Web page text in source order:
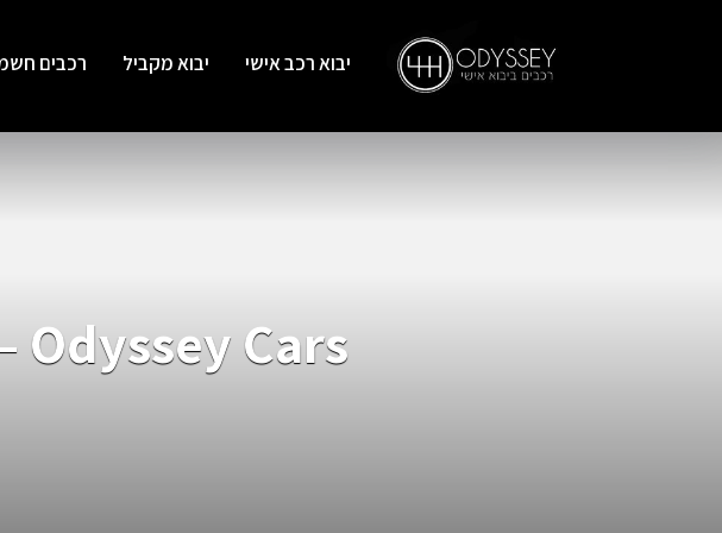
יבוא רכב אישי יבוא מקביל רכבים
Odyssey Cars – עוד יום עם לקוח מרוצה